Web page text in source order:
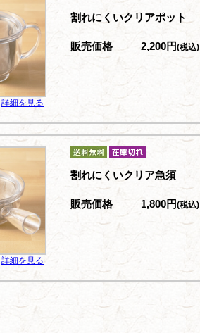
詳細を見る
割れにくいクリアポット
販売価格 2,200円(税込)
詳細を見る
割れにくいクリア急須
販売価格 1,800円(税込)